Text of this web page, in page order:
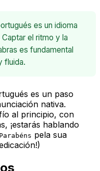
es un idioma
el ritmo y la
es fundamental
fluida.
es un paso
nativa.
al principio, con
¡estarás hablando
Parabéns pela sua